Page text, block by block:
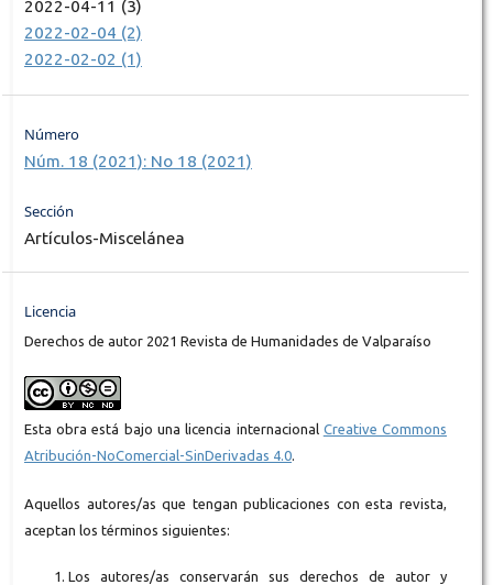
2022-04-11 (3)
2022-02-04 (2)
2022-02-02 (1)
Número
Núm. 18 (2021): No 18 (2021)
Sección
Artículos-Miscelánea
Licencia
Derechos de autor 2021 Revista de Humanidades de Valparaíso
Esta obra está bajo una licencia internacional Creative Commons
Atribución-NoComercial-SinDerivadas 4.0.
Aquellos autores/as que tengan publicaciones con esta revista,
aceptan los términos siguientes:
Los autores/as conservarán sus derechos de autor y